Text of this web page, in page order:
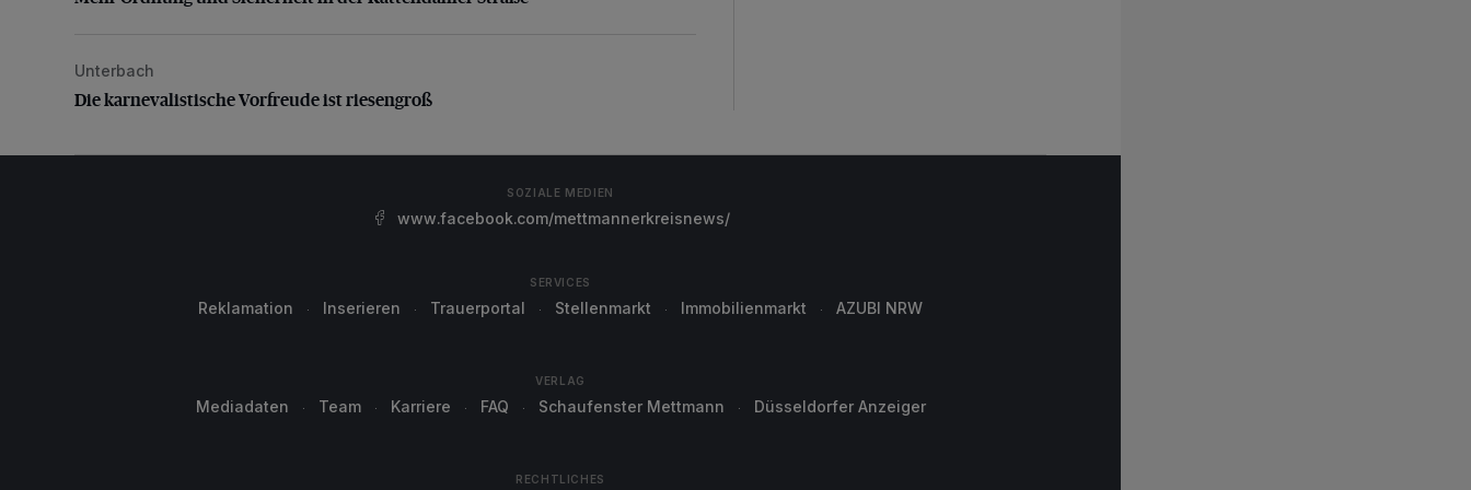
Die karnevalistische Vorfreude ist riesengroß
Unterbach
Die karnevalistische Vorfreude ist riesengroß
SOZIALE MEDIEN
www.facebook.com/mettmannerkreisnews/
SERVICES
Reklamation Inserieren Trauerportal Stellenmarkt Immobilienmarkt AZUBI NRW
VERLAG
Mediadaten Team Karriere FAQ Schaufenster Mettmann Düsseldorfer Anzeiger
RECHTLICHES